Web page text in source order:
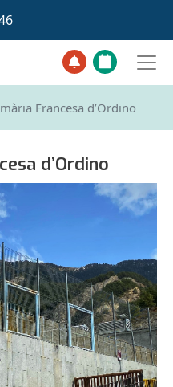
Francesa d’Ordino
d’Ordino